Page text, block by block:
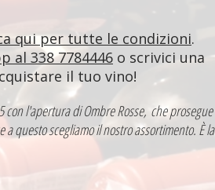
qui per tutte le condizioni.
al 338 7784446 o scrivici una
il tuo vino!
l'apertura di Ombre Rosse, che prosegue
questo scegliamo il nostro assortimento. È la